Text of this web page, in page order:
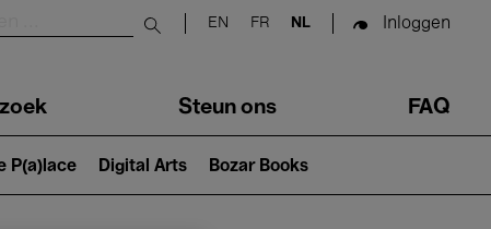
Submit search
EN FR NL Inloggen
Steun ons FAQ
P(a)lace Digital Arts Bozar Books